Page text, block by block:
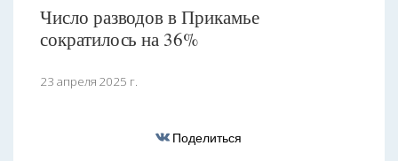
Число разводов в Прикамье
сократилось на 36%
23 апреля 2025 г.
Поделиться